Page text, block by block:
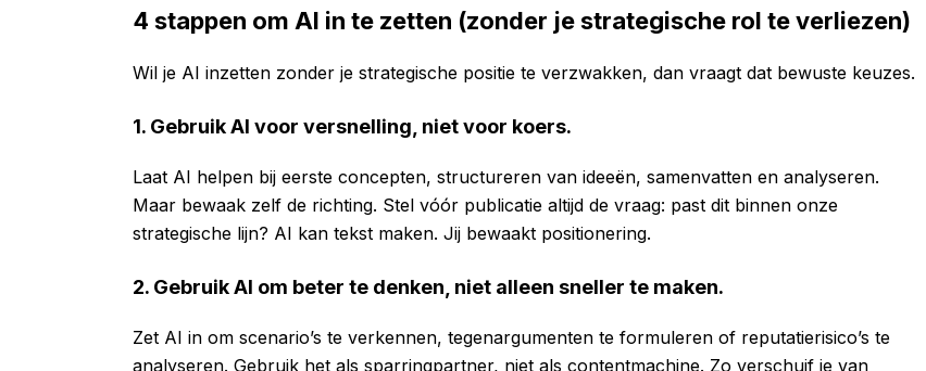
4 stappen om AI in te zetten (zonder je strategische rol te verliezen)
Wil je AI inzetten zonder je strategische positie te verzwakken, dan vraagt dat bewuste keuzes.
1. Gebruik AI voor versnelling, niet voor koers.
Laat AI helpen bij eerste concepten, structureren van ideeën, samenvatten en analyseren.
Maar bewaak zelf de richting. Stel vóór publicatie altijd de vraag: past dit binnen onze
strategische lijn? AI kan tekst maken. Jij bewaakt positionering.
2. Gebruik AI om beter te denken, niet alleen sneller te maken.
Zet AI in om scenario’s te verkennen, tegenargumenten te formuleren of reputatierisico’s te
analyseren. Gebruik het als sparringpartner, niet als contentmachine. Zo verschuif je van